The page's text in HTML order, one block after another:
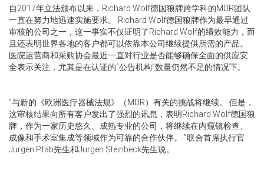
自2017年立法颁布以来，Richard Wolf德国狼牌跨学科的MDR团队
一直在努力地迅速实施要求。 Richard Wolf德国狼牌作为最早通过
审核的公司之一，这一事实不仅证明了Richard Wolf的绩效能力，而
且还表明世界各地的客户都可以依靠本公司继续提供所需的产品。
医院运营商和采购协会最近一直对行业是否能够确保全面的供应安
全表示关注，尤其是在认证的“公告机构”数量仍然不足的情况下。
“与新的《欧洲医疗器械法规》（MDR）有关的挑战将继续。 但是，
这审核结果向所有客户发出了强烈的讯息，表明Richard Wolf德国狼
牌，作为一家历史悠久、成熟专业的公司，将继续在内窥镜检查、
成像和手术室集成等领域作为可靠的合作伙伴。 ”联合首席执行官
Jürgen Pfab先生和Jürgen Steinbeck先生说。